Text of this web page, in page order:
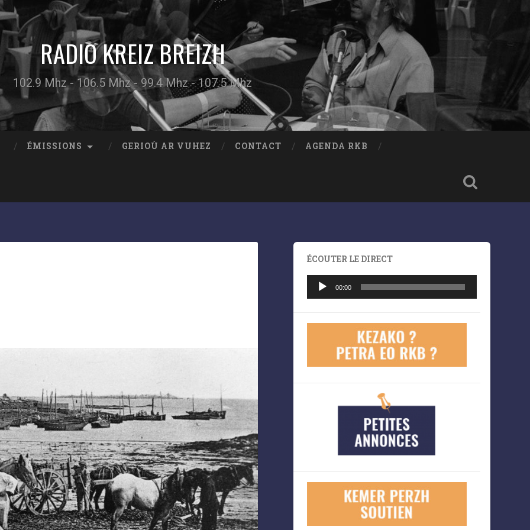
RADIO KREIZ BREIZH
102.9 Mhz - 106.5 Mhz - 99.4 Mhz - 107.5 Mhz
ÉMISSIONS GERIOÙ AR VUHEZ CONTACT AGENDA RKB
ÉCOUTER LE DIRECT
Lecteur
audio
00:00